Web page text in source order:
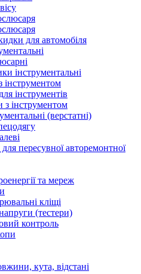
для автомобіля
інструментальні
інструментом
інструментів
інструментом
(верстатні)
пересувної авторемонтної
та мереж
кліщі
(тестери)
контроль
кута, відстані